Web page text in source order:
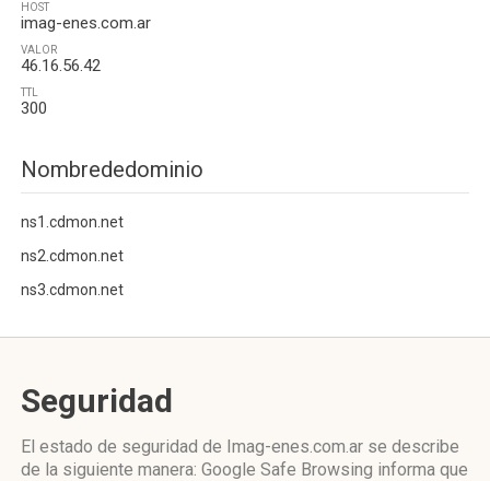
HOST
imag-enes.com.ar
VALOR
46.16.56.42
TTL
300
Nombrededominio
ns1.cdmon.net
ns2.cdmon.net
ns3.cdmon.net
Seguridad
El estado de seguridad de Imag-enes.com.ar se describe
de la siguiente manera: Google Safe Browsing informa que